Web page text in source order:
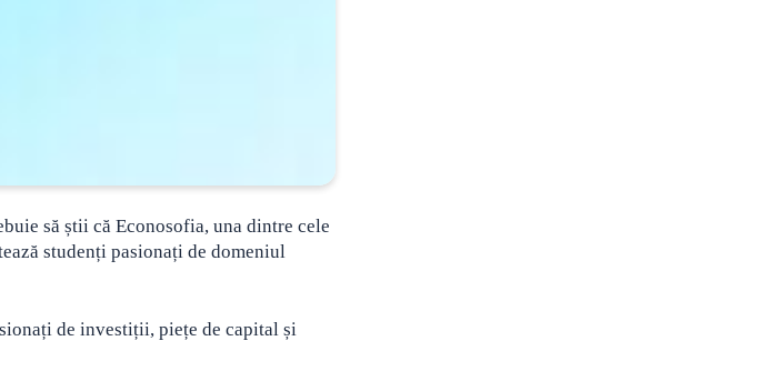
să știi că Econosofia, una dintre cele
studenți pasionați de domeniul
de investiții, piețe de capital și